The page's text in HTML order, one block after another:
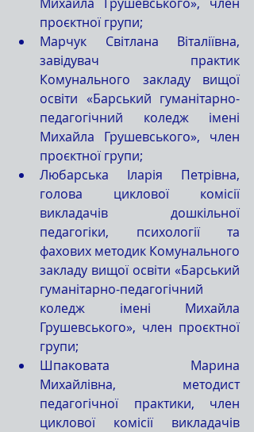
проєктної групи;
Марчук Світлана Віталіївна,
завідувач практик
Комунального закладу вищої
освіти «Барський гуманітарно-
педагогічний коледж імені
Михайла Грушевського», член
проєктної групи;
Любарська Іларія Петрівна,
голова циклової комісії
викладачів дошкільної
педагогіки, психології та
фахових методик Комунального
закладу вищої освіти «Барський
гуманітарно-педагогічний
коледж імені Михайла
Грушевського», член проєктної
групи;
Шпаковата Марина
Михайлівна, методист
педагогічної практики, член
циклової комісії викладачів